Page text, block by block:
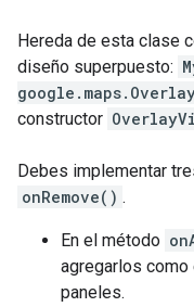
Hereda de esta clase
diseño superpuesto:
constructor
Debes implementar
onRemove() .
En el método
agregarlos
paneles.